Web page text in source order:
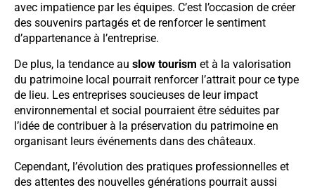
avec impatience par les équipes. C’est l’occasion de créer
des souvenirs partagés et de renforcer le sentiment
d’appartenance à l’entreprise.
De plus, la tendance au slow tourism et à la valorisation
du patrimoine local pourrait renforcer l’attrait pour ce type
de lieu. Les entreprises soucieuses de leur impact
environnemental et social pourraient être séduites par
l’idée de contribuer à la préservation du patrimoine en
organisant leurs événements dans des châteaux.
Cependant, l’évolution des pratiques professionnelles et
des attentes des nouvelles générations pourrait aussi